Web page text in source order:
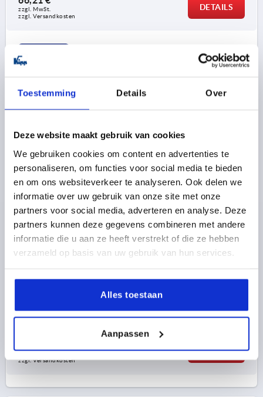
Toestemming Details Over
Deze website maakt gebruik van cookies
We gebruiken cookies om content en advertenties te
personaliseren, om functies voor social media te bieden
en om ons websiteverkeer te analyseren. Ook delen we
informatie over uw gebruik van onze site met onze
partners voor social media, adverteren en analyse. Deze
partners kunnen deze gegevens combineren met andere
informatie die u aan ze heeft verstrekt of die ze hebben
verzameld op basis van uw gebruik van hun services.
Alles toestaan
Aanpassen
3) Montagemöglichkeit 3
5) Platte
zzgl. MwSt.
zzgl. Versandkosten
DETAILS
DREHSPANNRIEGEL, D=8, D2=34, D1=18, EDELSTAHL
A2, KOMP:POLYAMID, BOLZEN STAHL
LÄNGE=20
D1=18
MATERIAL KOMPONENTE=POLYAMID
D2=34
D3=40
AUSFÜHRUNG 2=BOLZEN STAHL
L1=8,5
HÖHE=43,9
H1=14,7
H2=32,3 DURCHMESSER=8 D4=28
D5=18
D6=35
D7=6,5 D8=3,4 T=9 T1=9-20 T2=5,5
T3=6
T4=2,5
T5=6-9 T6=3 M=M3X6
SPANNKRAFT N=250
TEMPERATURBESTÄNDIGKEIT =≤130 °C
zzgl. MwSt.
zzgl. Versandkosten
DETAILS